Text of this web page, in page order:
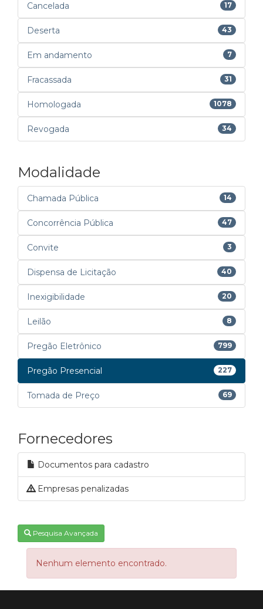
Cancelada 17
Deserta 43
Em andamento 7
Fracassada 31
Homologada 1078
Revogada 34
Modalidade
Chamada Pública 14
Concorrência Pública 47
Convite 3
Dispensa de Licitação 40
Inexigibilidade 20
Leilão 8
Pregão Eletrônico 799
Pregão Presencial 227
Tomada de Preço 69
Fornecedores
Documentos para cadastro
Empresas penalizadas
Pesquisa Avançada
Nenhum elemento encontrado.